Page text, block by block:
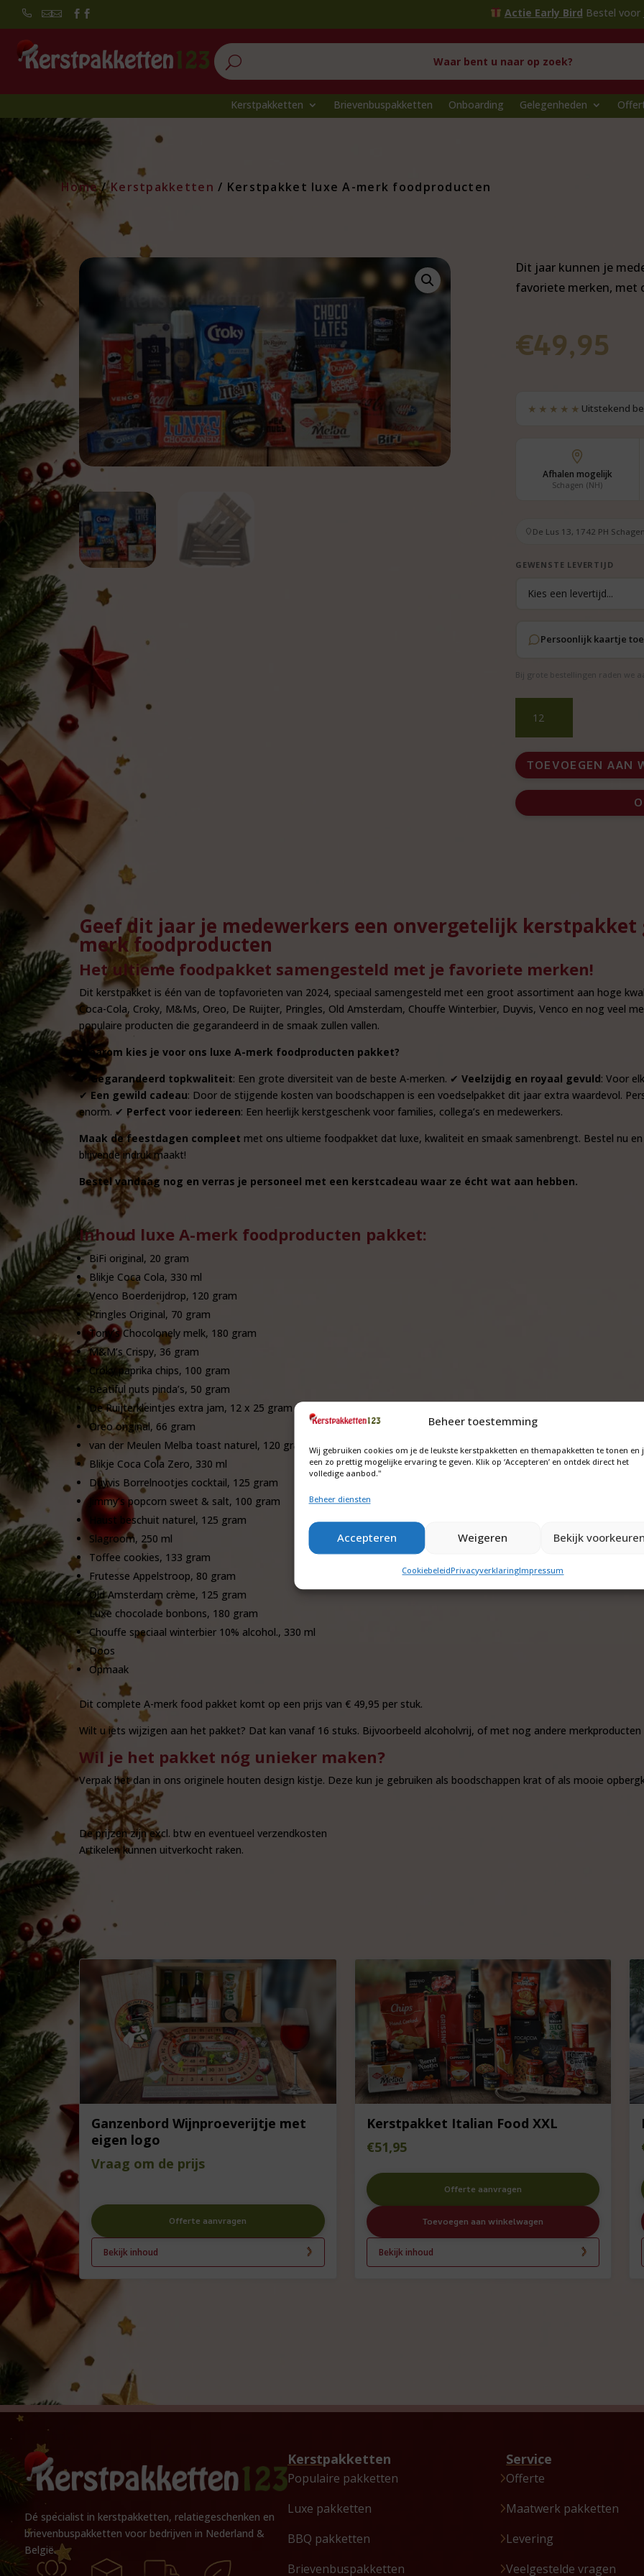
Beheer toestemming
Wij gebruiken cookies om je de leukste kerstpakketten en themapakketten te tonen en
een zo prettig mogelijke ervaring te geven. Klik op ‘Accepteren’ en ontdek direct het
volledige aanbod."
Beheer diensten
Accepteren Weigeren Bekijk
CookiebeleidPrivacyverklaringImpressum
  Actie Early BirdBestel voor1 oktoberen
U
Kerstpakketten Brievenbuspakketten Onboarding Gelegenheden
Home/Kerstpakketten / Kerstpakket luxe A-merk foodproducten
Dit jaar kunnen je
favoriete merken, met
€49,95
★★★★★ Uitstekend
Afhalen mogelijk
Schagen (NH)
De Lus 13, 1742 PH
GEWENSTE LEVERTIJD
Persoonlijk kaartje
Bij grote bestellingen raden we
A-
merk
foodproducten
aantal
TOEVOEGEN AAN
Geef dit jaar je medewerkers een onvergetelijk kerstpakket
merk foodproducten
Het ultieme foodpakket samengesteld met je favoriete merken!
Dit kerstpakket is één van de topfavorieten van 2024, speciaal samengesteld met een groot assortiment aan hoge
Coca-Cola, Croky, M&Ms, Oreo, De Ruijter, Pringles, Old Amsterdam, Chouffe Winterbier, Duyvis, Venco en nog veel
populaire producten die gegarandeerd in de smaak zullen vallen.
Waarom kies je voor ons luxe A-merk foodproducten pakket?
✔ Gegarandeerd topkwaliteit: Een grote diversiteit van de beste A-merken. ✔ Veelzijdig en royaal gevuld: Voor
✔Een gewild cadeau: Door de stijgende kosten van boodschappen is een voedselpakket dit jaar extra waardevol.
enorm. ✔ Perfect voor iedereen: Een heerlijk kerstgeschenk voor families, collega’s en medewerkers.
Maak de feestdagen compleet met ons ultieme foodpakket dat luxe, kwaliteit en smaak samenbrengt. Bestel nu
blijvende indruk maakt!
Bestel vandaag nog en verras je personeel met een kerstcadeau waar ze écht wat aan hebben.
Inhoud luxe A-merk foodproducten pakket:
BiFi original, 20 gram
Blikje Coca Cola, 330 ml
Venco Boerderijdrop, 120 gram
Pringles Original, 70 gram
Tony’s Chocolonely melk, 180 gram
M&M’s Crispy, 36 gram
Croky paprika chips, 100 gram
Beatiful nuts pinda’s, 50 gram
De Ruijterkleintjes extra jam, 12 x 25 gram
Oreo original, 66 gram
van der Meulen Melba toast naturel, 120 gram
Blikje Coca Cola Zero, 330 ml
Duyvis Borrelnootjes cocktail, 125 gram
Jimmy’s popcorn sweet & salt, 100 gram
Haust beschuit naturel, 125 gram
Slagroom, 250 ml
Toffee cookies, 133 gram
Frutesse Appelstroop, 80 gram
Old Amsterdam crème, 125 gram
Luxe chocolade bonbons, 180 gram
Chouffe speciaal winterbier 10% alcohol., 330 ml
Doos
Opmaak
Dit complete A-merk food pakket komt op een prijs van € 49,95 per stuk.
Wilt u iets wijzigen aan het pakket? Dat kan vanaf 16 stuks. Bijvoorbeeld alcoholvrij, of met nog andere
Wil je het pakket nóg unieker maken?
Verpak het dan in ons originele houten design kistje. Deze kun je gebruiken als boodschappen krat of als mooie
De prijzen zijn excl. btw en eventueel verzendkosten
Artikelen kunnen uitverkocht raken.
Ganzenbord Wijnproeverijtje met
eigen logo
Vraag om de prijs
Offerte aanvragen
Bekijk inhoud
Kerstpakket Italian Food XXL
€51,95
Offerte aanvragen
Toevoegen aan winkelwagen
Bekijk inhoud
Dé specialist in kerstpakketten, relatiegeschenken en
brievenbuspakketten voor bedrijven in Nederland &
België.
Kerstpakketten
Populaire pakketten
Luxe pakketten
BBQ pakketten
Brievenbuspakketten
Service
Offerte
Maatwerk pakketten
Levering
Veelgestelde vragen